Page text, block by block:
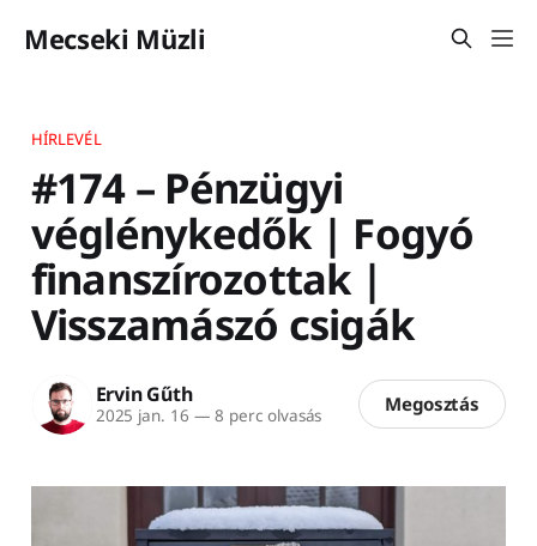
Mecseki Müzli
HÍRLEVÉL
#174 – Pénzügyi
véglénykedők | Fogyó
finanszírozottak |
Visszamászó csigák
Ervin Gűth
2025 jan. 16 — 8 perc olvasás Megosztás